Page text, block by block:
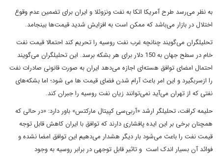
به نظر می‌رسد طرح آمریکا اتکا به نفت ونزوئلا و ایران برای تضمین عدم وقوع
اختلال در بازار می‌باشد که ممکن است به افزایش شدید قیمت‌ها بینجامد.
تحلیلگران می‌گویند چنانچه غرب نفت روسیه را تحریم کند احتمالا قیمت نفت
خام در سطح جهان به 150 دلار برای هر بشکه برسد. این تحلیلگران می‌گویند
احتمال امضای توافق هسته‌ای اجازه می‌دهد ایران به صورت قانونی صادرات نفت
را ازسربگیرد و این امر باعث آرام شدن فضای قیمت ها می شود؛ اما بشکه‌های
نفتی که از تهران می‌آید نمی‌توانند زیان نفت روسیه را جبران کند.
حلیمه کرافت، تحلیلگر ارشد «آر‌بی‌سی کپیتال مارکتس» باور دارد: «در حالی که
همچنان برخی بر این ایده پافشاری دارند که توافق با ایران کاهش قابل توجه
قیمت نفت را باعث می‌شود بار دیگر هشدار می‌دهیم این توافق امضا نشده و
فوائد آن بسیار اندک است و تاثیر قابل توجهی در برابر روسیه به وجود